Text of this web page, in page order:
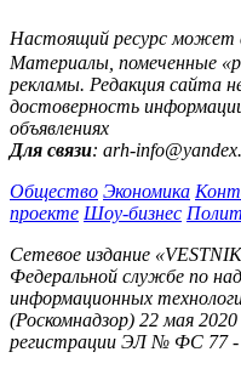
Настоящий ресурс
Материалы, помеченные
рекламы. Редакция сайта
достоверность
объявлениях
Для связи: arh-
Общество Экономика
проекте Шоу-бизнес
Сетевое издание
Федеральной службе по
информационных
(Роскомнадзор) 22 мая
регистрации ЭЛ № ФС 77 -